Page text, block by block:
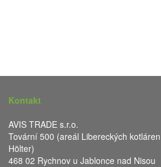
Kontakt
AVIS TRADE s.r.o.
Tovární 500 (areál Libereckých kotláren
Hölter)
468 02 Rychnov u Jablonce nad Nisou